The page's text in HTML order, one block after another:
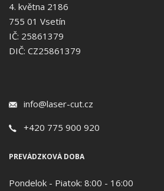
4. května 2186
755 01 Vsetín
IČ: 25861379
DIČ: CZ25861379
info@laser-cut.cz
+420 775 900 920
PREVÁDZKOVÁ DOBA
Pondelok - Piatok: 8:00 - 16:00